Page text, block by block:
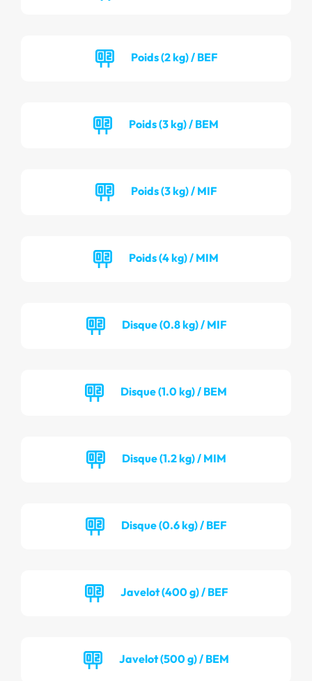
Poids (2 kg) / BEF
Poids (3 kg) / BEM
Poids (3 kg) / MIF
Poids (4 kg) / MIM
Disque (0.8 kg) / MIF
Disque (1.0 kg) / BEM
Disque (1.2 kg) / MIM
Disque (0.6 kg) / BEF
Javelot (400 g) / BEF
Javelot (500 g) / BEM